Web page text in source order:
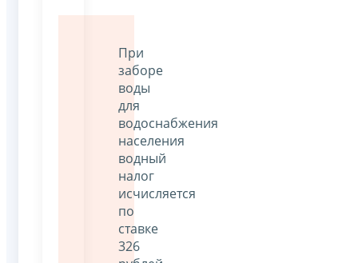
При
заборе
воды
для
водоснабжения
населения
водный
налог
исчисляется
по
ставке
326